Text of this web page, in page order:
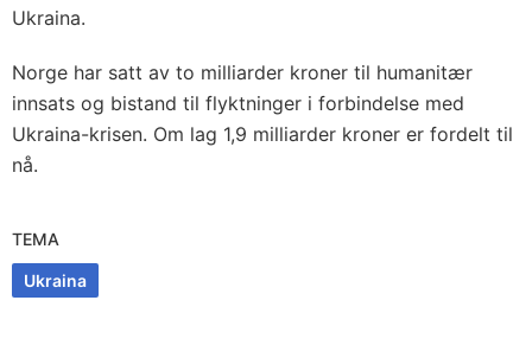
Ukraina.
Norge har satt av to milliarder kroner til humanitær
innsats og bistand til flyktninger i forbindelse med
Ukraina-krisen. Om lag 1,9 milliarder kroner er fordelt til
nå.
TEMA
Ukraina